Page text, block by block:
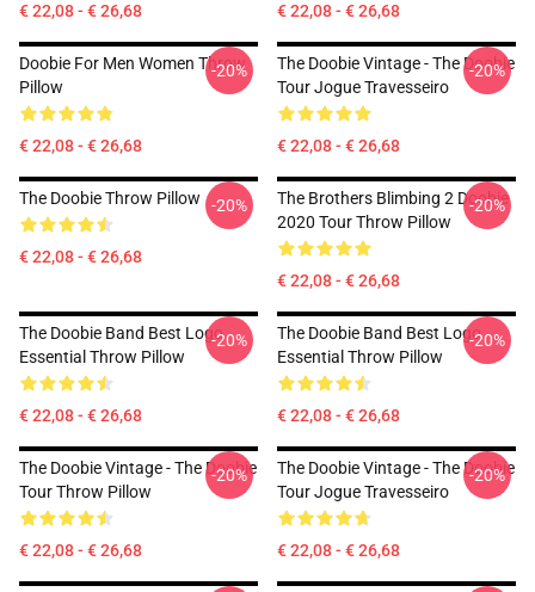
€ 22,08 - € 26,68 € 22,08 - € 26,68
Doobie For Men Women Throw
Pillow
€ 22,08 - € 26,68
-20%
The Doobie Vintage - The Doobie
Tour Jogue Travesseiro
€ 22,08 - € 26,68
-20%
The Doobie Throw Pillow
€ 22,08 - € 26,68
-20%
The Brothers Blimbing 2 Doobie
2020 Tour Throw Pillow
€ 22,08 - € 26,68
-20%
The Doobie Band Best Logo
Essential Throw Pillow
€ 22,08 - € 26,68
-20%
The Doobie Band Best Logo
Essential Throw Pillow
€ 22,08 - € 26,68
-20%
The Doobie Vintage - The Doobie
Tour Throw Pillow
€ 22,08 - € 26,68
-20%
The Doobie Vintage - The Doobie
Tour Jogue Travesseiro
€ 22,08 - € 26,68
-20%